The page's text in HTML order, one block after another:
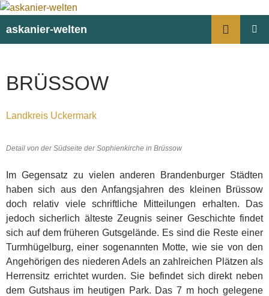
askanier-welten
BRÜSSOW
Landkreis Uckermark
Detail von der Südseite der Sophienkirche in Brüssow
Im Gegensatz zu vielen anderen Brandenburger Städten
haben sich aus den Anfangsjahren des kleinen Brüssow
doch relativ viele schriftliche Mitteilungen erhalten. Das
jedoch sicherlich älteste Zeugnis seiner Geschichte findet
sich auf dem früheren Gutsgelände. Es sind die Reste einer
Turmhügelburg, einer sogenannten Motte, wie sie von den
Angehörigen des niederen Adels an zahlreichen Plätzen als
Herrensitz errichtet wurden. Sie befindet sich direkt neben
dem Gutshaus im heutigen Park. Das 7 m hoch gelegene